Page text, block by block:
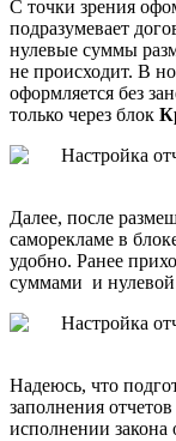
С точки зрения
подразумевает
нулевые суммы
не происходит. В
оформляется без
только через блок
Далее, после
саморекламе в
удобно. Ранее
суммами и нулевой
Надеюсь, что
заполнения
исполнении